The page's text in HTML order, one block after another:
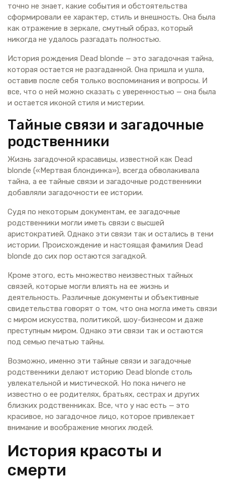
точно не знает, какие события и обстоятельства
сформировали ее характер, стиль и внешность. Она была
как отражение в зеркале, смутный образ, который
никогда не удалось разгадать полностью.
История рождения Dead blonde — это загадочная тайна,
которая остается не разгаданной. Она пришла и ушла,
оставив после себя только воспоминания и вопросы. И
все, что о ней можно сказать с уверенностью — она была
и остается иконой стиля и мистерии.
Тайные связи и загадочные
родственники
Жизнь загадочной красавицы, известной как Dead
blonde («Мертвая блондинка»), всегда обволакивала
тайна, а ее тайные связи и загадочные родственники
добавляли загадочности ее истории.
Судя по некоторым документам, ее загадочные
родственники могли иметь связи с высшей
аристократией. Однако эти связи так и остались в тени
истории. Происхождение и настоящая фамилия Dead
blonde до сих пор остаются загадкой.
Кроме этого, есть множество неизвестных тайных
связей, которые могли влиять на ее жизнь и
деятельность. Различные документы и объективные
свидетельства говорят о том, что она могла иметь связи
с миром искусства, политикой, шоу-бизнесом и даже
преступным миром. Однако эти связи так и остаются
под семью печатью тайны.
Возможно, именно эти тайные связи и загадочные
родственники делают историю Dead blonde столь
увлекательной и мистической. Но пока ничего не
известно о ее родителях, братьях, сестрах и других
близких родственниках. Все, что у нас есть — это
красивое, но загадочное лицо, которое привлекает
внимание и воображение многих людей.
История красоты и
смерти